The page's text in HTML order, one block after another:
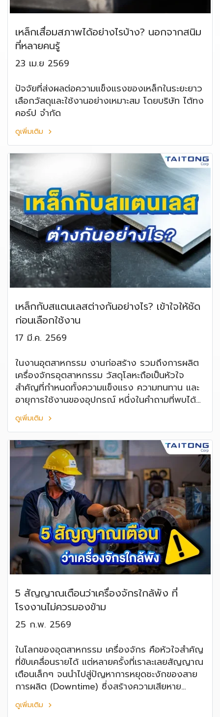
เหล็กเสื่อมสภาพได้อย่างไรบ้าง? นอกจากสนิม
ที่หลายคนรู้
23 เม.ย 2569
ปัจจัยที่ส่งผลต่อความแข็งแรงของเหล็กในระยะยาว
เลือกวัสดุและใช้งานอย่างเหมาะสม โดยบริษัท ไต้ทง
คอร์ป จำกัด
ดูเพิ่มเติม
เหล็กกับสแตนเลสต่างกันอย่างไร? เข้าใจให้ชัด
ก่อนเลือกใช้งาน
17 มี.ค. 2569
ในงานอุตสาหกรรม งานก่อสร้าง รวมถึงการผลิต
เครื่องจักรอุตสาหกรรม วัสดุโลหะถือเป็นหัวใจ
สำคัญที่กำหนดทั้งความแข็งแรง ความทนทาน และ
อายุการใช้งานของอุปกรณ์ หนึ่งในคำถามที่พบได้
บ่อยคือ เหล็กกับสแตนเลสต่างกันอย่างไร? หลาย
คนอาจเข้าใจว่าเป็นโลหะชนิดเดียวกัน แต่ความจริง
แล้วทั้งสองชนิดมี ส่วนผสม คุณสมบัติ และการใช้
งานที่แตกต่างกันอย่างชัดเจน บทความนี้จะช่วยให้
คุณเข้าใจความแตกต่าง พร้อมเลือกใช้วัสดุได้เหมาะ
สมกับงานมากที่สุด
ดูเพิ่มเติม
5 สัญญาณเตือนว่าเครื่องจักรใกล้พัง ที่
โรงงานไม่ควรมองข้าม
25 ก.พ. 2569
ในโลกของอุตสาหกรรม เครื่องจักร คือหัวใจสำคัญ
ที่ขับเคลื่อนรายได้ แต่หลายครั้งที่เราละเลยสัญญาณ
เตือนเล็กๆ จนนำไปสู่ปัญหาการหยุดชะงักของสาย
การผลิต (Downtime) ซึ่งสร้างความเสียหาย
มหาศาลเกินกว่าค่าซ่อมบำรุงปกติ
ดูเพิ่มเติม